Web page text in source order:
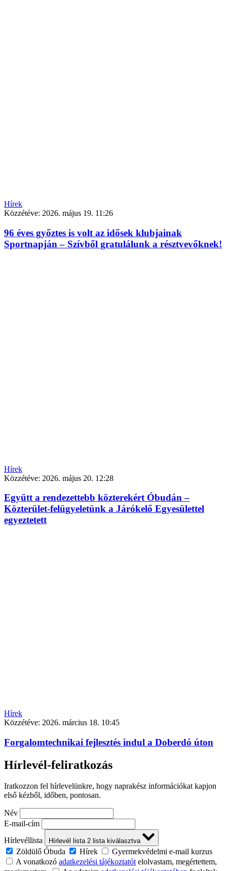
Hírek
Közzétéve: 2026. május 19. 11:26
96 éves győztes is volt az idősek klubjainak
Sportnapján – Szívből gratulálunk a résztvevőknek!
Hírek
Közzétéve: 2026. május 20. 12:28
Együtt a rendezettebb közterekért Óbudán –
Közterület-felügyeletünk a Járókelő Egyesülettel
egyeztetett
Hírek
Közzétéve: 2026. március 18. 10:45
Forgalomtechnikai fejlesztés indul a Doberdó úton
Hírlevél-feliratkozás
Iratkozzon fel hírlevelünkre, hogy naprakész információkat kapjon
első kézből, időben, pontosan.
Név
E-mail-cím
Hírlevéllista
Hírlevél lista 2 lista kiválasztva
Zöldülő Óbuda Hírek
Gyermekvédelmi e-mail kurzus
A vonatkozó adatkezelési tájékoztatótelolvastam, megértettem,